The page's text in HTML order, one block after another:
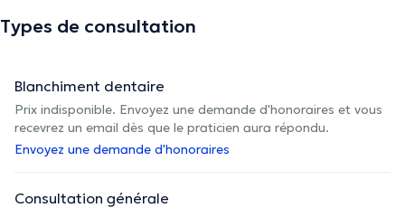
Types de consultation
Blanchiment dentaire
Prix indisponible. Envoyez une demande d'honoraires et vous
recevrez un email dès que le praticien aura répondu.
Envoyez une demande d'honoraires
Consultation générale